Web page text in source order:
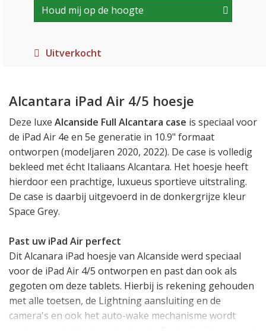
Houd mij op de hoogte
Uitverkocht
Alcantara iPad Air 4/5 hoesje
Deze luxe Alcanside Full Alcantara case is speciaal voor
de iPad Air 4e en 5e generatie in 10.9" formaat
ontworpen (modeljaren 2020, 2022). De case is volledig
bekleed met écht Italiaans Alcantara. Het hoesje heeft
hierdoor een prachtige, luxueus sportieve uitstraling.
De case is daarbij uitgevoerd in de donkergrijze kleur
Space Grey.
Past uw iPad Air perfect
Dit Alcanara iPad hoesje van Alcanside werd speciaal
voor de iPad Air 4/5 ontworpen en past dan ook als
gegoten om deze tablets. Hierbij is rekening gehouden
met alle toetsen, de Lightning aansluiting en de
camera's en ook het auto-wake mechanisme wordt